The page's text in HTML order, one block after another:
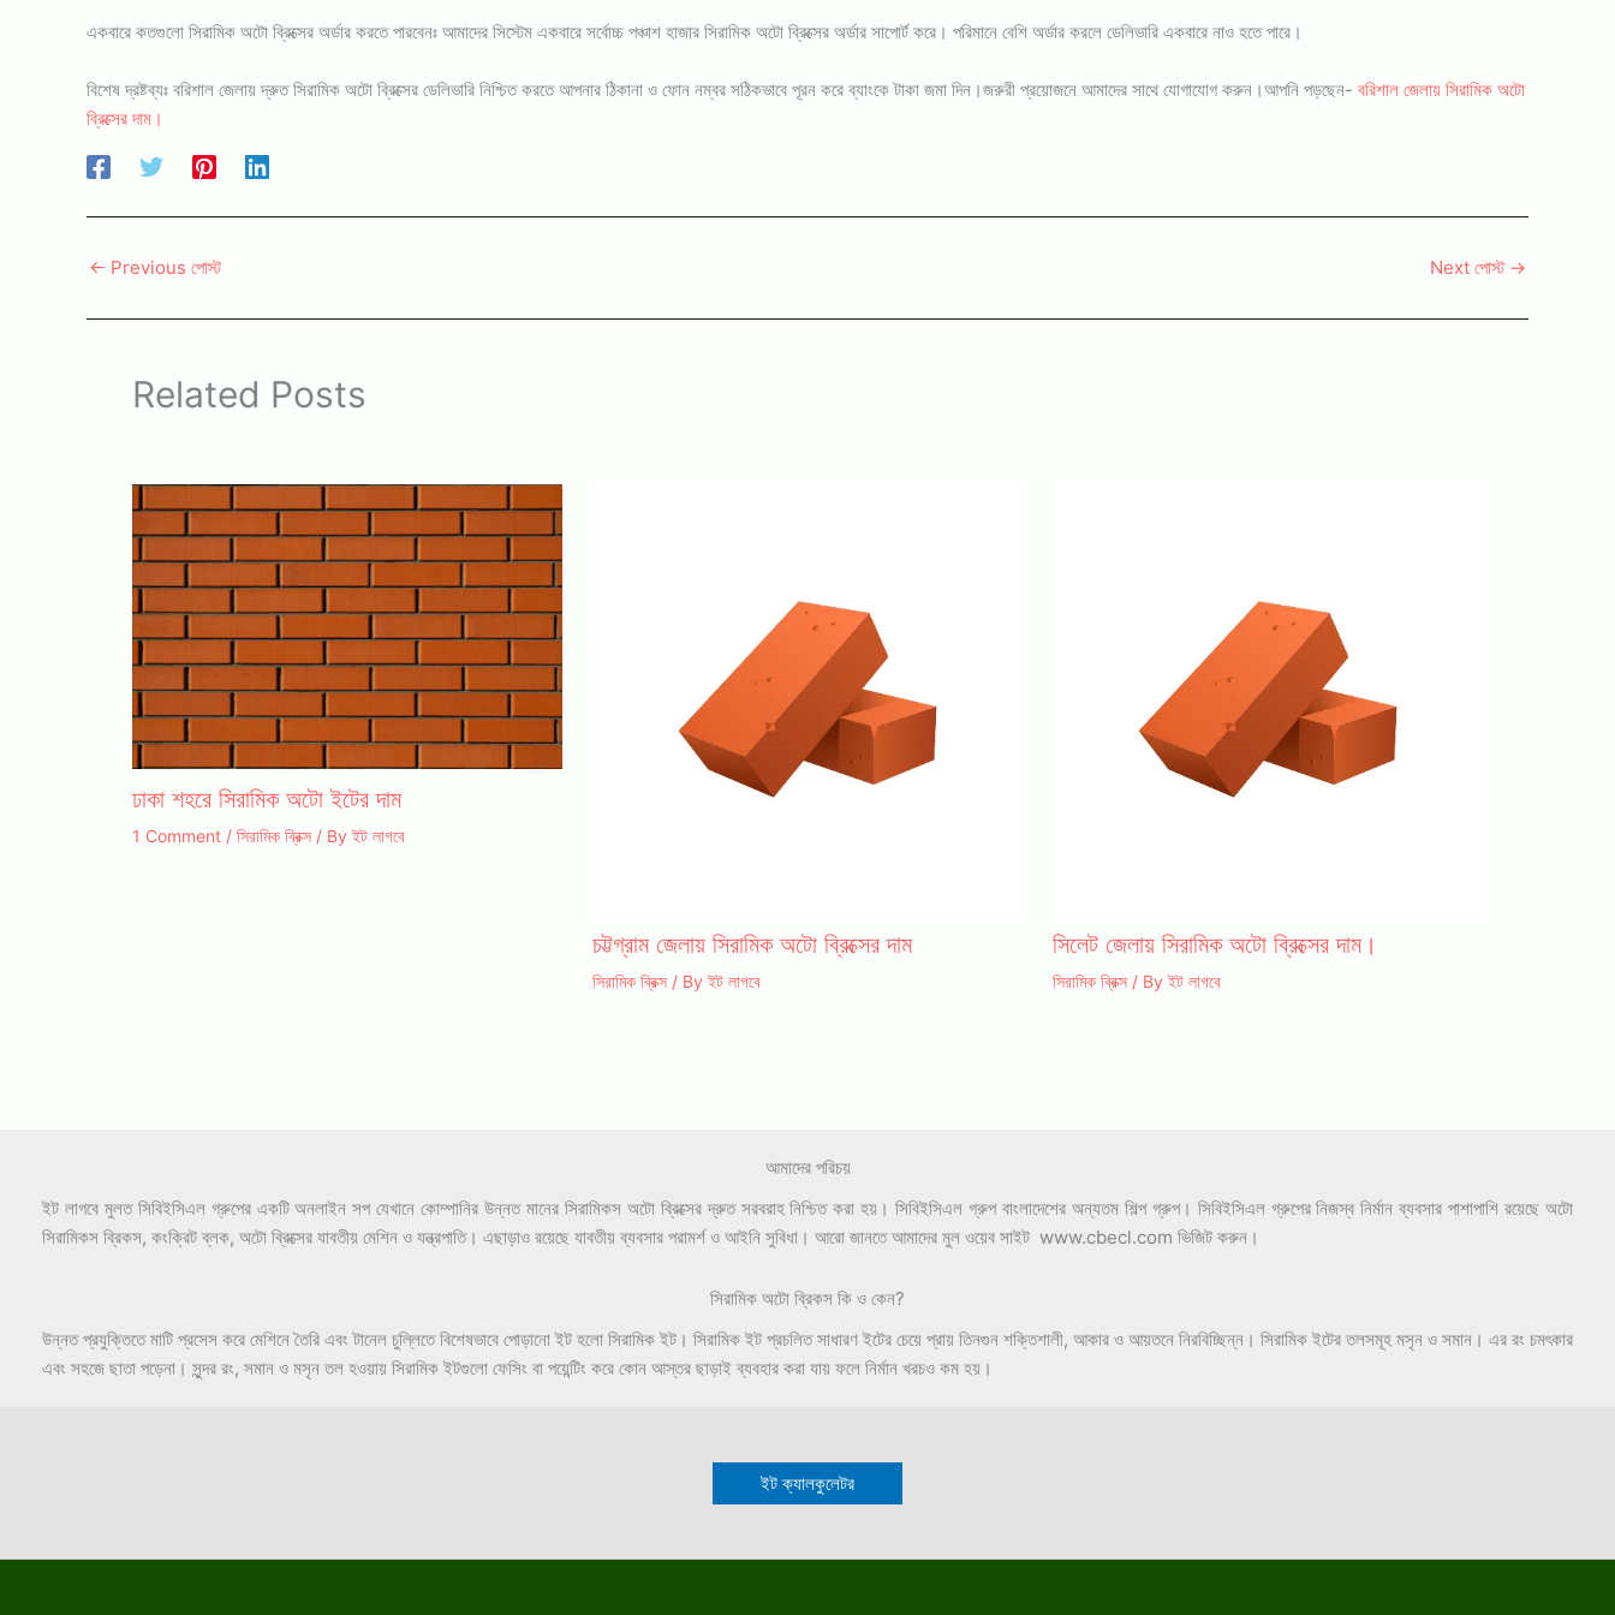
একবারে কতগুলো সিরামিক অটো ব্রিক্সের অর্ডার করতে পারবেনঃ আমাদের সিস্টেম একবারে সর্বোচ্চ পঞ্চাশ হাজার সিরামিক অটো ব্রিক্সের অর্ডার সাপোর্ট করে। পরিমানে বেশি অর্ডার করলে ডেলিভারি একবারে নাও হতে পারে।
বিশেষ দ্রষ্টব্যঃ বরিশাল জেলায় দ্রুত সিরামিক অটো ব্রিক্সের ডেলিভারি নিশ্চিত করতে আপনার ঠিকানা ও ফোন নম্বর সঠিকভাবে পূরন করে ব্যাংকে টাকা জমা দিন।জরুরী প্রয়োজনে আমাদের সাথে যোগাযোগ করুন।আপনি পড়ছেন- বরিশাল জেলায় সিরামিক অটো
ব্রিক্সের দাম।
← Previous পোস্ট Next পোস্ট →
Related Posts
ঢাকা শহরে সিরামিক অটো ইটের দাম
1 Comment / সিরামিক ব্রিক্স/ By ইট লাগবে
চট্টগ্রাম জেলায় সিরামিক অটো ব্রিক্সের দাম
সিরামিক ব্রিক্স/ By ইট লাগবে
সিলেট জেলায় সিরামিক অটো ব্রিক্সের দাম।
সিরামিক ব্রিক্স / Byইট লাগবে
আমাদের পরিচয়
ইট লাগবে মুলত সিবিইসিএল গ্রুপের একটি অনলাইন সপ যেখানে কোম্পানির উন্নত মানের সিরামিকস অটো ব্রিক্সের দ্রুত সরবরাহ নিশ্চিত করা হয়। সিবিইসিএল গ্রুপ বাংলাদেশের অন্যতম শিল্প গ্রুপ। সিবিইসিএল গ্রুপের নিজস্ব নির্মান ব্যবসার পাশাপাশি রয়েছে অটো
সিরামিকস ব্রিকস, কংক্রিট ব্লক, অটো ব্রিক্সের যাবতীয় মেশিন ও যন্ত্রপাতি। এছাড়াও রয়েছে যাবতীয় ব্যবসার পরামর্শ ও আইনি সুবিধা। আরো জানতে আমাদের মুল ওয়েব সাইট www.cbecl.com ভিজিট করুন।
সিরামিক অটো ব্রিকস কি ও কেন?
উন্নত প্রযুক্তিতে মাটি প্রসেস করে মেশিনে তৈরি এবং টানেল চুল্লিতে বিশেষভাবে পোড়ানো ইট হলো সিরামিক ইট। সিরামিক ইট প্রচলিত সাধারণ ইটের চেয়ে প্রায় তিনগুন শক্তিশালী, আকার ও আয়তনে নিরবিচ্ছিন্ন। সিরামিক ইটের তলসমূহ মসৃন ও সমান। এর রং চমৎকার
এবং সহজে ছাতা পড়েনা। সুন্দর রং, সমান ও মসৃন তল হওয়ায় সিরামিক ইটগুলো ফেসিং বা পয়েন্টিং করে কোন আস্তর ছাড়াই ব্যবহার করা যায় ফলে নির্মান খরচও কম হয়।
ইট ক্যালকুলেটর